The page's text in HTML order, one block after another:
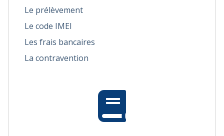
Le prélèvement
Le code IMEI
Les frais bancaires
La contravention